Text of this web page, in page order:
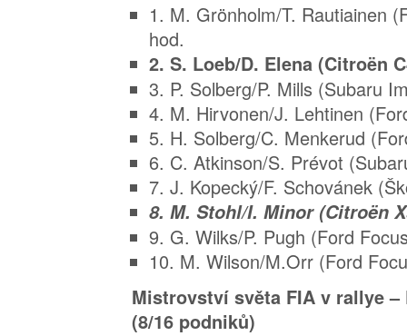
1. M. Grönholm/T. Rautiainen
hod.
2. S. Loeb/D. Elena (Citroën
3. P. Solberg/P. Mills (Subaru
4. M. Hirvonen/J. Lehtinen
5. H. Solberg/C. Menkerud
6. C. Atkinson/S. Prévot
7. J. Kopecký/F. Schovánek
8. M. Stohl/I. Minor (Citroën
9. G. Wilks/P. Pugh (Ford
10. M. Wilson/M.Orr (Ford
Mistrovství světa FIA v rallye
(8/16 podniků)